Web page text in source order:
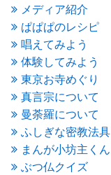
2015年11月(4)
2015年10月
(4)
2015年9月
(3)
2015年8月(4)
2015年7月(4)
2015年6月(3)
2015年5月(1)
2015年4月(1)
(3)
2015年2月(3)
2015年1月(1)
2014年12月 (2)
メディア紹介
ぱぱぱのレシピ
唱えてみよう
体験してみよう
東京お寺めぐり
真言宗について
曼荼羅について
ふしぎな密教法具
まんが小坊主くん
ぶつ仏クイズ